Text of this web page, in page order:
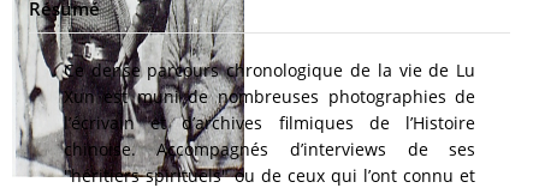
Résumé
Ce dense parcours chronologique de la vie de Lu
Xun est muni de nombreuses photographies de
l’écrivain et d’archives filmiques de l’Histoire
chinoise. Accompagnés d’interviews de ses
"héritiers spirituels" ou de ceux qui l’ont connu et